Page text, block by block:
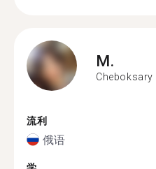
M.
Cheboksary
流利
俄语